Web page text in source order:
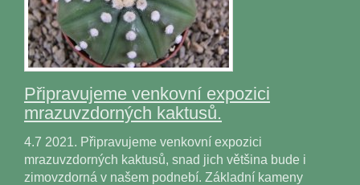
Připravujeme venkovní expozici
mrazuvzdorných kaktusů.
4.7 2021. Připravujeme venkovní expozici
mrazuvzdorných kaktusů, snad jich většina bude i
zimovzdorná v našem podnebí. Základní kameny